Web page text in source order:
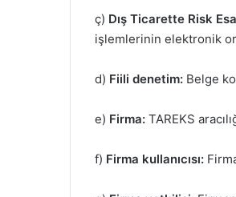
ç) Dış Ticarette Risk
işlemlerinin elektronik
d) Fiili denetim: Belge
e) Firma: TAREKS
f) Firma kullanıcısı: